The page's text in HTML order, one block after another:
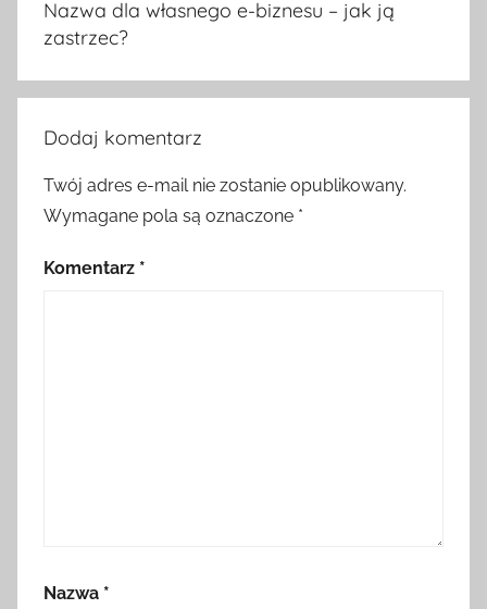
Nazwa dla własnego e-biznesu – jak ją
zastrzec?
Dodaj komentarz
Twój adres e-mail nie zostanie opublikowany.
Wymagane pola są oznaczone *
Komentarz *
Nazwa *